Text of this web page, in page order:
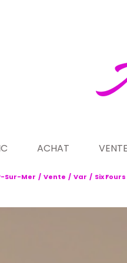
de notre
de contrat de
ACHAT
maison villa
appartement
VENTE
Sur-Mer Vente Var Six